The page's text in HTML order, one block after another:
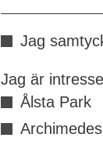
Jag
Jag är
Ålsta Park